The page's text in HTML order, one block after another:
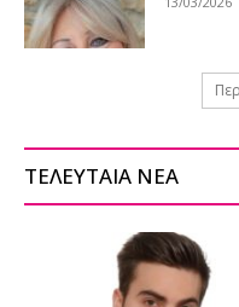
ΤΕΛΕΥΤΑΙΑ ΝΕΑ